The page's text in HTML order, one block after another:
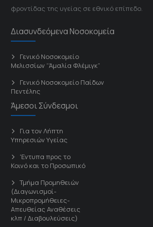
φροντίδας της υγείας σε εθνικό επίπεδο.
Διασυνδεόμενα Νοσοκομεία
Γενικό Νοσοκομείο
Μελισσίων “Άμαλία Φλέμιγκ”
Γενικό Νοσοκομείο Παίδων
Πεντέλης
Άμεσοι Σύνδεσμοι
Για τον Λήπτη
Υπηρεσιών Υγείας
'Εντυπα προς το
Κοινό και το Προσωπικό
Τμήμα Προμηθειών
(Διαγωνισμοί-
Μικροπρομήθειες-
Απευθείας Αναθέσεις
κλπ / Διαβουλεύσεις)